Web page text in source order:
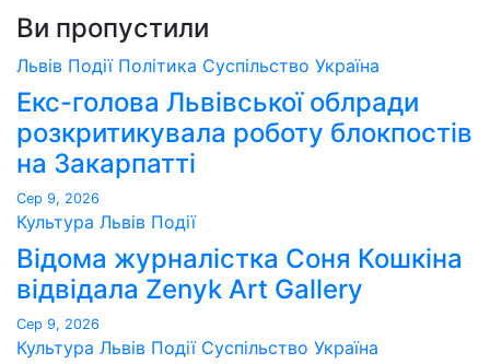
Ви пропустили
Львів Події Політика Суспільство Україна
Екс-голова Львівської облради
розкритикувала роботу блокпостів
на Закарпатті
Сер 9, 2026
Культура Львів Події
Відома журналістка Соня Кошкіна
відвідала Zenyk Art Gallery
Сер 9, 2026
Культура Львів Події Суспільство Україна